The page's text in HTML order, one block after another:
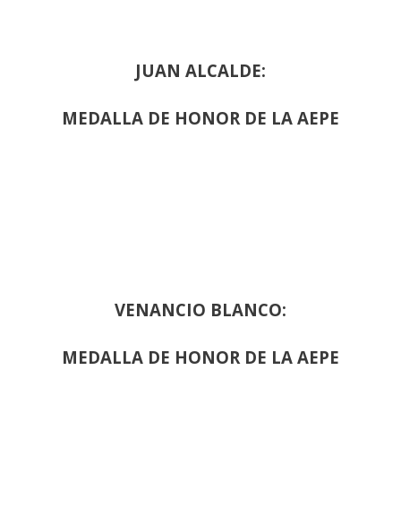
JUAN ALCALDE:
MEDALLA DE HONOR DE LA AEPE
VENANCIO BLANCO:
MEDALLA DE HONOR DE LA AEPE